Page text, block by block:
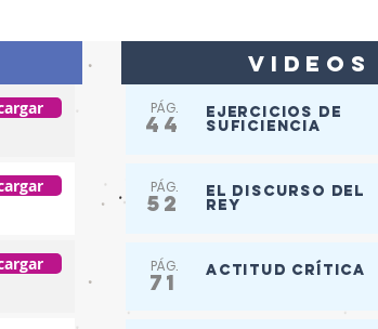
VIDEOS
PÁG.
44 EJERCICIOS DE
SUFICIENCIA
PÁG.
52 El discurso del
rey
PÁG.
71 Actitud crítica